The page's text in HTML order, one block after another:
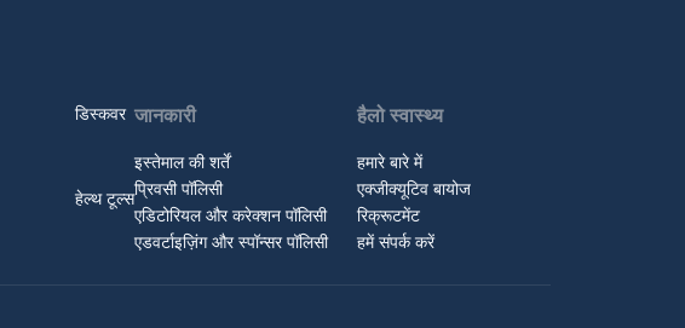
डिस्कवर
हेल्थ टूल्स
जानकारी
इस्तेमाल की शर्तें
प्रिवसी पॉलिसी
एडिटोरियल और करेक्शन पॉलिसी
एडवर्टाइज़िंग और स्पॉन्सर पॉलिसी
हैलो स्वास्थ्य
हमारे बारे में
एक्जीक्यूटिव बायोज
रिक्रूटमेंट
हमें संपर्क करें